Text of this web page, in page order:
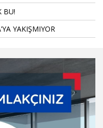
BU!
YAKIŞMIYOR